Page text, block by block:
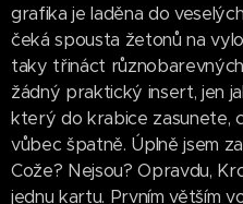
grafika je laděna do
čeká spousta žetonů na
taky třináct
žádný praktický insert, jen
který do krabice zasunete,
vůbec špatně. Úplně jsem
Cože? Nejsou? Opravdu,
jednu kartu. Prvním větším